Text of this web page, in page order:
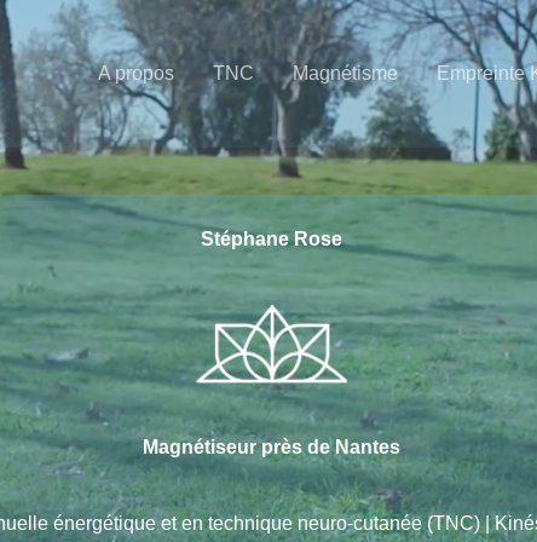
A propos TNC Magnétisme Empreinte
Stéphane Rose
Magnétiseur près de Nantes
énergétique et en technique neuro-cutanée (TNC) |